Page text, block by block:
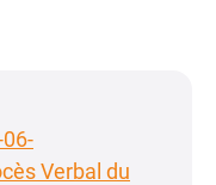
Verbal du